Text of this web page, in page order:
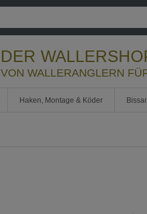
DER
VON WALLERANGLERN
Haken, Montage & Köder